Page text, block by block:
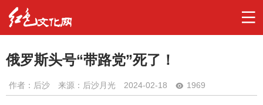
俄罗斯头号“带路党”死了！
作者： 后沙 来源：后沙月光 2024-02-18 1969